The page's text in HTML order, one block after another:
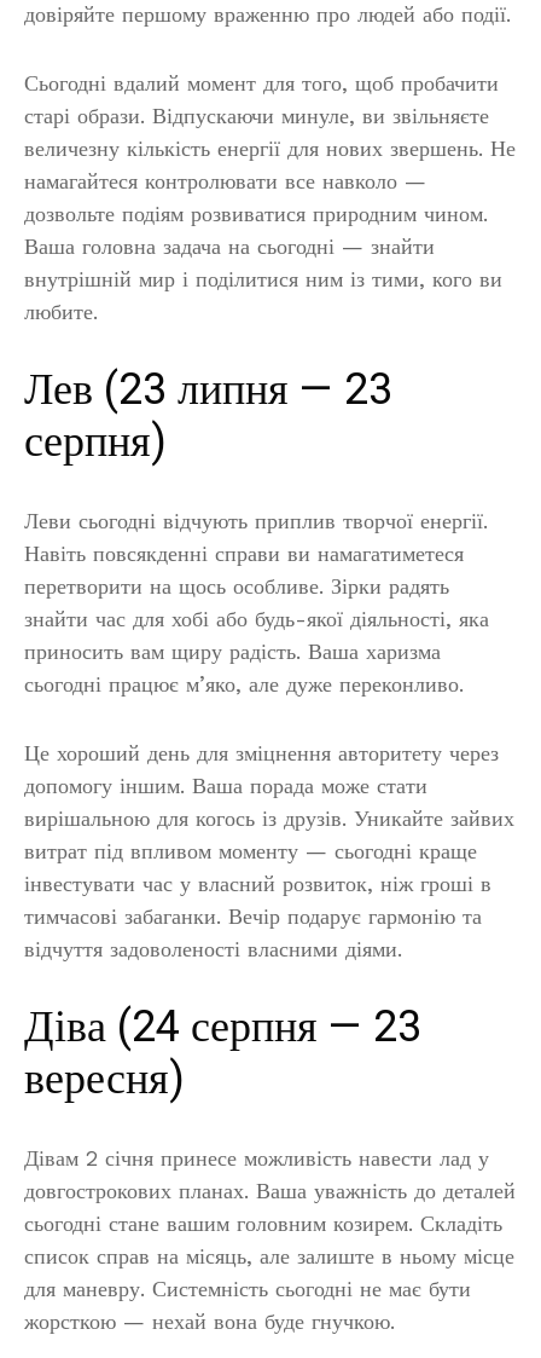
довіряйте першому враженню про людей або події.
Сьогодні вдалий момент для того, щоб пробачити
старі образи. Відпускаючи минуле, ви звільняєте
величезну кількість енергії для нових звершень. Не
намагайтеся контролювати все навколо —
дозвольте подіям розвиватися природним чином.
Ваша головна задача на сьогодні — знайти
внутрішній мир і поділитися ним із тими, кого ви
любите.
Лев (23 липня — 23
серпня)
Леви сьогодні відчують приплив творчої енергії.
Навіть повсякденні справи ви намагатиметеся
перетворити на щось особливе. Зірки радять
знайти час для хобі або будь-якої діяльності, яка
приносить вам щиру радість. Ваша харизма
сьогодні працює м’яко, але дуже переконливо.
Це хороший день для зміцнення авторитету через
допомогу іншим. Ваша порада може стати
вирішальною для когось із друзів. Уникайте зайвих
витрат під впливом моменту — сьогодні краще
інвестувати час у власний розвиток, ніж гроші в
тимчасові забаганки. Вечір подарує гармонію та
відчуття задоволеності власними діями.
Діва (24 серпня — 23
вересня)
Дівам 2 січня принесе можливість навести лад у
довгострокових планах. Ваша уважність до деталей
сьогодні стане вашим головним козирем. Складіть
список справ на місяць, але залиште в ньому місце
для маневру. Системність сьогодні не має бути
жорсткою — нехай вона буде гнучкою.